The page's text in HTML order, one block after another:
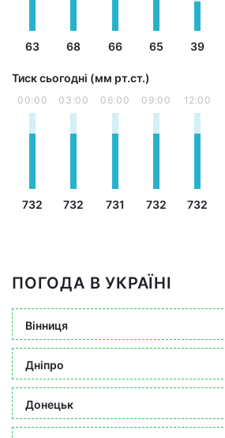
63 68 66 65 39
Тиск сьогодні (мм рт.ст.)
00:00
732
03:00
732
06:00
731
09:00
732
12:00
732
ПОГОДА В УКРАЇНІ
Вінниця
Дніпро
Донецьк